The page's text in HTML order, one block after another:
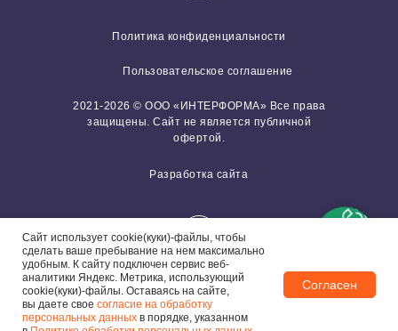
Задайте вопрос!
Политика конфиденциальности
Пользовательское соглашение
2021-2026 © ООО «ИНТЕРФОРМА» Все права
защищены. Сайт не является публичной
офертой.
Разработка сайта
Сайт использует cookie(куки)-файлы, чтобы
сделать ваше пребывание на нем максимально
удобным. К cайту подключен сервис веб-
аналитики Яндекс. Метрика, использующий
cookie(куки)-файлы. Оставаясь на сайте,
вы даете свое согласие на обработку
персональных данных в порядке, указанном
Согласен